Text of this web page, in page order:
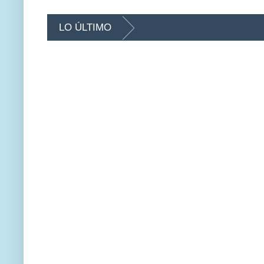
LO ÚLTIMO